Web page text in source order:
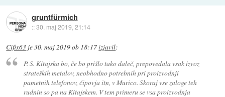
gruntfürmich
::30. maj 2019, 21:14
Cifix63 je30. maj 2019 ob 18:17izjavil:
P. S. Kitajska bo, če bo prišlo tako daleč, prepovedala vsak izvoz
strateških metalov, neobhodno potrebnih pri proizvodnji
pametnih telefonov, čipovja itn, v Murico. Skoraj vse zaloge teh
rudnin so pa na Kitajskem. V tem primeru se vsa proizvodnja